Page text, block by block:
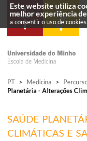
PT > Medicina >
Planetária - Alterações
SAÚDE
CLIMÁTICAS E
Este website utiliza
melhor experiência
a consentir o uso de cookies.